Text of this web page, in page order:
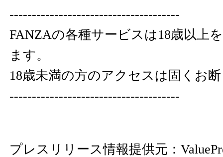
--------------------------------------
FANZAの各種サービスは18歳以上
ます。
18歳未満の方のアクセスは固くお
--------------------------------------
プレスリリース情報提供元：